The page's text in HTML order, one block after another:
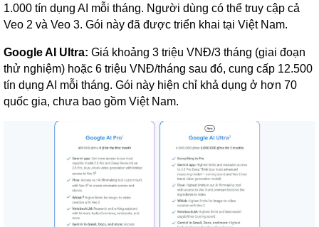
1.000 tín dụng AI mỗi tháng. Người dùng có thể truy cập cả
Veo 2 và Veo 3. Gói này đã được triển khai tại Việt Nam.
Google AI Ultra: Giá khoảng 3 triệu VNĐ/3 tháng (giai đoạn
thử nghiệm) hoặc 6 triệu VNĐ/tháng sau đó, cung cấp 12.500
tín dụng AI mỗi tháng. Gói này hiện chỉ khả dụng ở hơn 70
quốc gia, chưa bao gồm Việt Nam.